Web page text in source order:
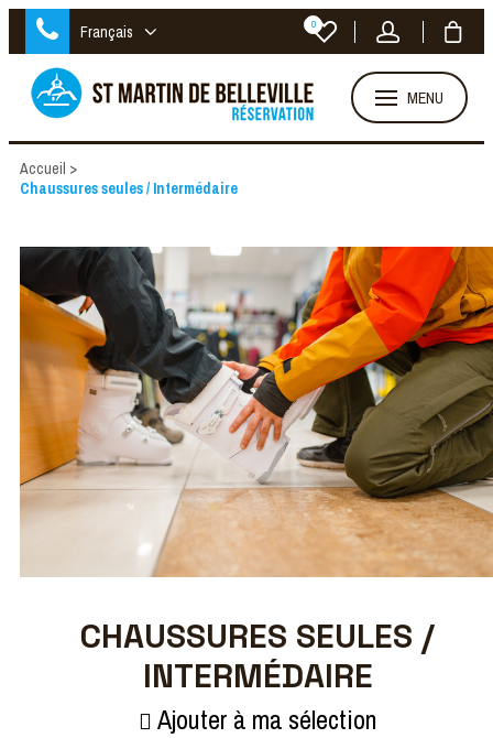
Français 0
MENU
Accueil >
Chaussures seules / Intermédaire
CHAUSSURES SEULES /
INTERMÉDAIRE
Ajouter à ma sélection